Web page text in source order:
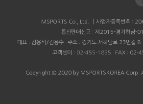
MSPORTS Co., Ltd. 사업자등록번호 :
통신판매신고 : 제2015-경기하남-
대표 : 김용석/김용수
주소 : 경기도 서하남로 23번길
고객센터 : 02-455-1855 FAX : 02-
Copyright © 2020 by MSPORTSKOREA Corp.